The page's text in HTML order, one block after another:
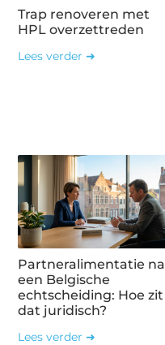
Trap renoveren met
HPL overzettreden
Lees verder ➜
Partneralimentatie na
een Belgische
echtscheiding: Hoe zit
dat juridisch?
Lees verder ➜